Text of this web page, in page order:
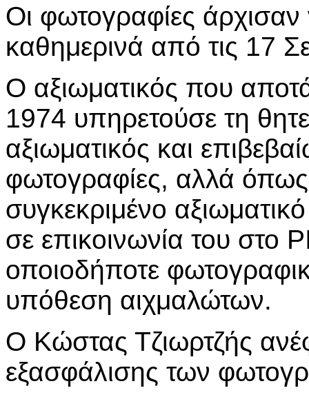
Οι φωτογραφίες
καθημερινά από τις 17
Ο αξιωματικός που
1974 υπηρετούσε τη
αξιωματικός και
φωτογραφίες, αλλά
συγκεκριμένο
σε επικοινωνία του στο
οποιοδήποτε
υπόθεση αιχμαλώτων.
Ο Κώστας Τζιωρτζής
εξασφάλισης των